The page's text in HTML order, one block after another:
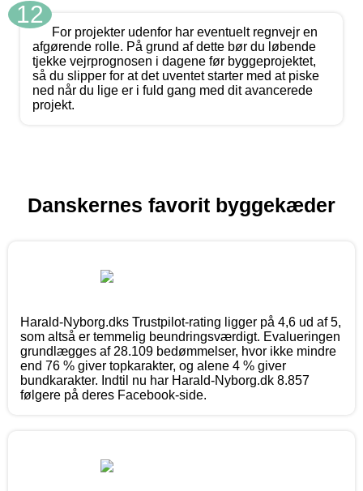
12
For projekter udenfor har eventuelt regnvejr en
afgørende rolle. På grund af dette bør du løbende
tjekke vejrprognosen i dagene før byggeprojektet,
så du slipper for at det uventet starter med at piske
ned når du lige er i fuld gang med dit avancerede
projekt.
Danskernes favorit byggekæder
Harald-Nyborg.dks Trustpilot-rating ligger på 4,6 ud af 5,
som altså er temmelig beundringsværdigt. Evalueringen
grundlægges af 28.109 bedømmelser, hvor ikke mindre
end 76 % giver topkarakter, og alene 4 % giver
bundkarakter. Indtil nu har Harald-Nyborg.dk 8.857
følgere på deres Facebook-side.